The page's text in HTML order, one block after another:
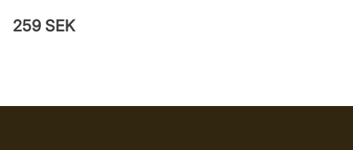
259 SEK